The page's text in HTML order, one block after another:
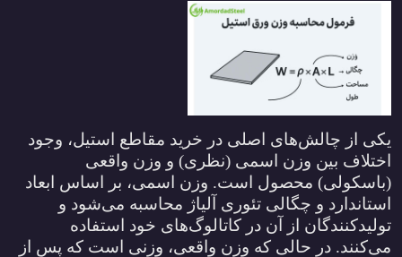
یکی از چالش‌های اصلی در خرید مقاطع استیل، وجود
اختلاف بین وزن اسمی (نظری) و وزن واقعی
(باسکولی) محصول است. وزن اسمی، بر اساس ابعاد
استاندارد و چگالی تئوری آلیاژ محاسبه می‌شود و
تولیدکنندگان از آن در کاتالوگ‌های خود استفاده
می‌کنند. در حالی که وزن واقعی، وزنی است که پس از